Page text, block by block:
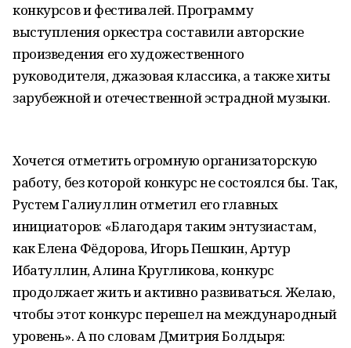
конкурсов и фестивалей. Программу
выступления оркестра составили авторские
произведения его художественного
руководителя, джазовая классика, а также хиты
зарубежной и отечественной эстрадной музыки.
Хочется отметить огромную организаторскую
работу, без которой конкурс не состоялся бы. Так,
Рустем Галиуллин отметил его главных
инициаторов: «Благодаря таким энтузиастам,
как Елена Фёдорова, Игорь Пешкин, Артур
Ибатуллин, Алина Кругликова, конкурс
продолжает жить и активно развиваться. Желаю,
чтобы этот конкурс перешел на международный
уровень». А по словам Дмитрия Болдыря: